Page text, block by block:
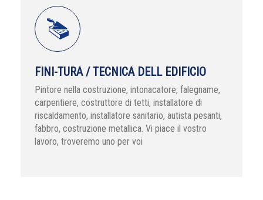
FINI-TURA / TECNICA DELL EDIFICIO
Pintore nella costruzione, intonacatore, falegname,
carpentiere, costruttore di tetti, installatore di
riscaldamento, installatore sanitario, autista pesanti,
fabbro, costruzione metallica. Vi piace il vostro
lavoro, troveremo uno per voi